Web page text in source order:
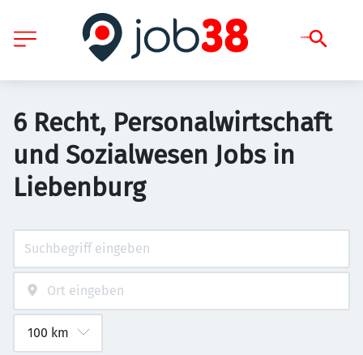
6 Recht, Personalwirtschaft
und Sozialwesen Jobs in
Liebenburg